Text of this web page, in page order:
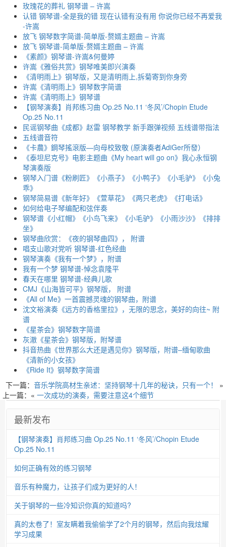
玫瑰花的葬礼 钢琴谱 – 许嵩
认错 钢琴谱-全是我的错 现在认错有没有用 你说你已经不再爱我
-许嵩
放飞 钢琴数字简谱-简单版-赘婿主题曲 – 许嵩
放飞 钢琴谱-简单版-赘婿主题曲 – 许嵩
《素颜》钢琴谱-许嵩&何曼婷
许嵩《雅俗共赏》钢琴唯美即兴演奏
《清明雨上》钢琴版，又是清明雨上,拆菊寄到你身旁
许嵩《清明雨上》钢琴数字简谱
许嵩《清明雨上》钢琴谱
【钢琴演奏】肖邦练习曲 Op.25 No.11 ‘冬风’/Chopin Etude
Op.25 No.11
民谣钢琴曲《成都》赵雷 钢琴教学 新手跟弹视频 五线谱带指法
五线谱音符
《卡農》鋼琴搖滾版—向母校致敬 (原演奏者AdiGer所發）
《泰坦尼克号》电影主题曲《My heart will go on》我心永恒钢
琴演奏版
钢琴入门谱《粉刷匠》《小燕子》《小鸭子》《小毛驴》《小兔
乖》
钢琴简易谱《新年好》《萱草花》《两只老虎》《打电话》
如何给电子琴编配和弦伴奏
钢琴谱《小红帽》《小鸟飞来》《小毛驴》《小雨沙沙》《排排
坐》
钢琴曲欣赏：《夜的钢琴曲四》， 附谱
唱支山歌对党听 钢琴谱-红色经曲
钢琴演奏《我有一个梦》，附谱
我有一个梦 钢琴谱-悼念袁隆平
春天在哪里 钢琴谱-经典儿歌
CMJ《山海皆可平》钢琴版， 附谱
《All of Me》一首震撼灵魂的钢琴曲，附谱
沈文裕演奏《远方的香格里拉》，无限的思念，美好的向往~ 附
谱
《星茶会》钢琴数字简谱
灰澈《星茶会》钢琴版，附琴谱
抖音热曲《世界那么大还是遇见你》钢琴版，附谱–缅甸歌曲
《清新的小女孩》
《Ride It》钢琴数字简谱
下一篇： 音乐学院高材生亲述：坚持钢琴十几年的秘诀，只有一个！
»
上一篇：« 一次成功的演奏，需要注意这4个细节
最新发布
【钢琴演奏】肖邦练习曲 Op.25 No.11 ‘冬风’/Chopin Etude
Op.25 No.11
如何正确有效的练习钢琴
音乐有种魔力，让孩子们成为更好的人！
关于钢琴的一些冷知识你真的知道吗?
真的太卷了！室友瞒着我偷偷学了2个月的钢琴，然后向我炫耀
学习成果